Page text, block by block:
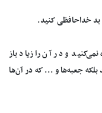
و در آن را زیاد باز
بلکه جعبه‌ها و ... که در آن‌ها